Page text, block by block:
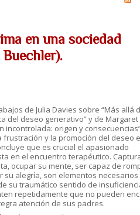
en una sociedad
de Julia Davies sobre “Más allá
del deseo generativo” y de Margaret
incontrolada: origen y
frustración y la promoción del deseo
que es crucial el apasionado
en el encuentro terapéutico.
ocupar su mente, ser capaz de
su alegría, son elementos
su traumático sentido de
repetidamente que no pueden
atención de sus padres.